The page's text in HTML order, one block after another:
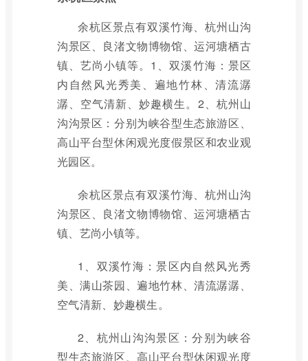
余杭区景点有双溪竹海、杭州山沟
沟景区、良渚文物博物馆、运河塘栖古
镇、艺尚小镇等。1、双溪竹海：景区
内自然风光秀美、遍地竹林、清流潺
潺、空气清新、妙趣横生。2、杭州山
沟沟景区：分别为峡谷型生态旅游区、
高山平台型休闲观光度假景区和农业观
光园区。
余杭区景点有双溪竹海、杭州山沟
沟景区、良渚文物博物馆、运河塘栖古
镇、艺尚小镇等。
1、双溪竹海：景区内自然风光秀
美、满山茶园、遍地竹林、清流潺潺、
空气清新、妙趣横生。
2、杭州山沟沟景区：分别为峡谷
型生态旅游区、高山平台型休闲观光度